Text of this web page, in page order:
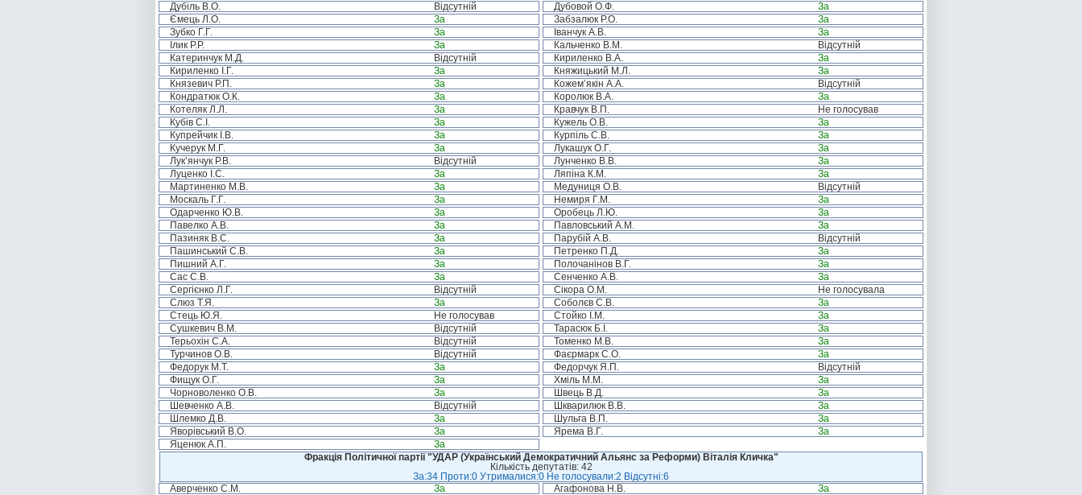
Дубіль В.О.
Відсутній Дубовой О.Ф.
За
Ємець Л.О.
За Забзалюк Р.О.
За
Зубко Г.Г.
За Іванчук А.В.
За
Ілик Р.Р.
За Кальченко В.М.
Відсутній
Катеринчук М.Д.
Відсутній Кириленко В.А.
За
Кириленко І.Г.
За Княжицький М.Л.
За
Князевич Р.П.
За Кожем’якін А.А.
Відсутній
Кондратюк О.К.
За Королюк В.А.
За
Котеляк Л.Л.
За Кравчук В.П.
Не голосував
Кубів С.І.
За Кужель О.В.
За
Купрейчик І.В.
За Курпіль С.В.
За
Кучерук М.Г.
За Лукашук О.Г.
За
Лук’янчук Р.В.
Відсутній Лунченко В.В.
За
Луценко І.С.
За Ляпіна К.М.
За
Мартиненко М.В.
За Медуниця О.В.
Відсутній
Москаль Г.Г.
За Немиря Г.М.
За
Одарченко Ю.В.
За Оробець Л.Ю.
За
Павелко А.В.
За Павловський А.М.
За
Пазиняк В.С.
За Парубій А.В.
Відсутній
Пашинський С.В.
За Петренко П.Д.
За
Пишний А.Г.
За Полочанінов В.Г.
За
Сас С.В.
За Сенченко А.В.
За
Сергієнко Л.Г.
Відсутній Сікора О.М.
Не голосувала
Слюз Т.Я.
За Соболєв С.В.
За
Стець Ю.Я.
Не голосував Стойко І.М.
За
Сушкевич В.М.
Відсутній Тарасюк Б.І.
За
Терьохін С.А.
Відсутній Томенко М.В.
За
Турчинов О.В.
Відсутній Фаєрмарк С.О.
За
Федорук М.Т.
За Федорчук Я.П.
Відсутній
Фищук О.Г.
За Хміль М.М.
За
Чорноволенко О.В.
За Швець В.Д.
За
Шевченко А.В.
Відсутній Шкварилюк В.В.
За
Шлемко Д.В.
За Шульга В.П.
За
Яворівський В.О.
За Ярема В.Г.
За
Яценюк А.П.
За
Фракція Політичної партії "УДАР (Український Демократичний Альянс за Реформи) Віталія Кличка"
Кількість депутатів: 42
За:34 Проти:0 Утрималися:0 Не голосували:2 Відсутні:6
Аверченко С.М.
За Агафонова Н.В.
За